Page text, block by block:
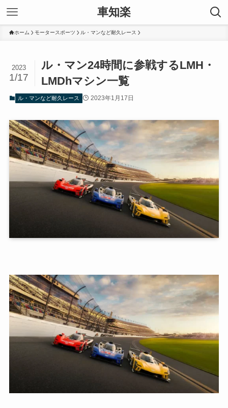
車知楽
ホーム モータースポーツ ル・マンなど耐久レース
ル・マン24時間に参戦するLMH・
LMDhマシン一覧
2023
1/17
ル・マンなど耐久レース 2023年1月17日